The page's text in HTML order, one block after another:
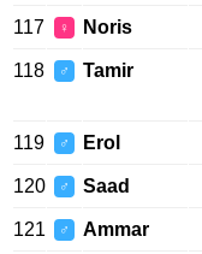
117 ♀ Noris
118 ♂ Tamir
119 ♂ Erol
120 ♂ Saad
121 ♂ Ammar